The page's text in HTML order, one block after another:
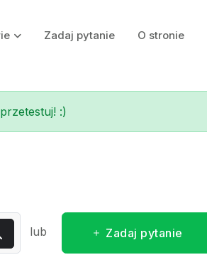
Zadaj pytanie O stronie
:)
lub Zadaj pytanie